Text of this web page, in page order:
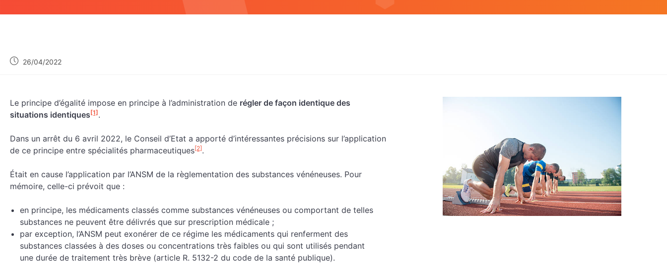
26/04/2022
Le principe d’égalité impose en principe à l’administration de régler de façon identique des
situations identiques[1] .
Dans un arrêt du 6 avril 2022, le Conseil d’Etat a apporté d’intéressantes précisions sur l’application
de ce principe entre spécialités pharmaceutiques[2].
Était en cause l’application par l’ANSM de la règlementation des substances vénéneuses. Pour
mémoire, celle-ci prévoit que :
en principe, les médicaments classés comme substances vénéneuses ou comportant de telles
substances ne peuvent être délivrés que sur prescription médicale ;
par exception, l’ANSM peut exonérer de ce régime les médicaments qui renferment des
substances classées à des doses ou concentrations très faibles ou qui sont utilisés pendant
une durée de traitement très brève (article R. 5132-2 du code de la santé publique).